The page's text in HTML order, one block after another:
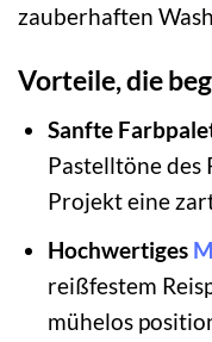
zauberhaften
Vorteile, die
Sanfte
Pastelltöne des
Projekt eine
Hochwertiges
reißfestem
mühelos